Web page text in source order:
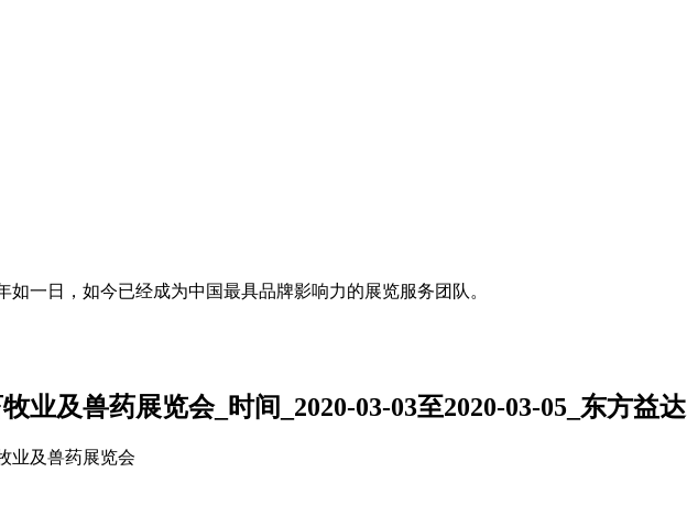
一日，如今已经成为中国最具品牌影响力的展览服务团队。
业及兽药展览会_时间_2020-03-03至2020-03-05_东方益达
业及兽药展览会